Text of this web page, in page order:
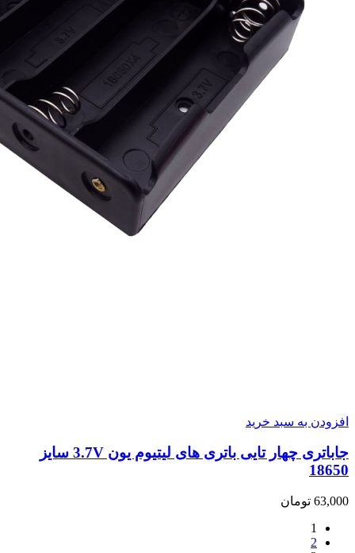
افزودن به سبد خرید
جاباتری چهار تایی باتری های لیتیوم یون 3.7V سایز
18650
63,000 تومان
1
2